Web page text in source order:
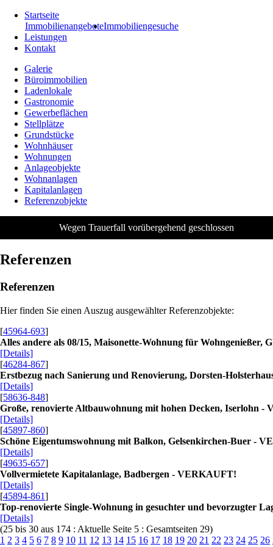
Startseite
ImmobilienangeboteImmobiliengesuche
Leistungen
Kontakt
Galerie
Büroimmobilien
Ladenlokale
Gastronomie
Gewerbeflächen
Stellplätze
Grundstücke
Wohnhäuser
Wohnungen
Anlageobjekte
Wohnanlagen
Kapitalanlagen
Referenzobjekte
Wegen Trauerfall vorübergehend geschlossen
Referenzen
Referenzen
Hier finden Sie einen Auszug ausgewählter Referenzobjekte:
[45964-693]
Alles andere als 08/15, Maisonette-Wohnung für
[Details]
[46284-867]
Erstbezug nach Sanierung und Renovierung, Dorsten-
[Details]
[58636-848]
Große, renovierte Altbauwohnung mit hohen Decken, Iserlohn
[Details]
[45897-860]
Schöne Eigentumswohnung mit Balkon, Gelsenkirchen-Buer -
[Details]
[49635-657]
Vollvermietete Kapitalanlage, Badbergen - VERKAUFT!
[Details]
[45894-861]
Top-renovierte Single-Wohnung in gesuchter und bevorzugter
[Details]
(25 bis 30 aus 174 : Aktuelle Seite 5 : Gesamtseiten 29)
1 2 3 4 5 6 7 8 9 10 11 12 13 14 15 16 17 18 19 20 21 22 23 24 25 26